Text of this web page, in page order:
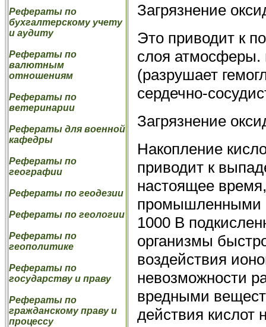
Рефераты по
бухгалтерскому учету
и аудиту
Рефераты по
валютным
отношениям
Рефераты по
ветеринарии
Рефераты для военной
кафедры
Рефераты по
географии
Рефераты по геодезии
Рефераты по геологии
Рефераты по
геополитике
Рефераты по
государству и праву
Рефераты по
гражданскому праву и
процессу
Загрязнение
Это приводит к
слоя атмосферы.
(разрушает
сердечно-
Загрязнение
Накопление
приводит к
настоящее
промышленными
1000 В
организмы
воздействия
невозможности
вредными
действия кислот